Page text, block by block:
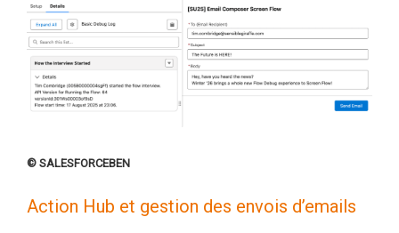
© SALESFORCEBEN
Action Hub et gestion des envois d’emails